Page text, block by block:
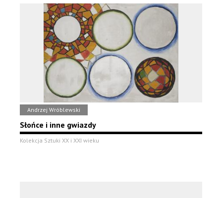
Andrzej Wróblewski
Słońce i inne gwiazdy
Kolekcja Sztuki XX i XXI wieku